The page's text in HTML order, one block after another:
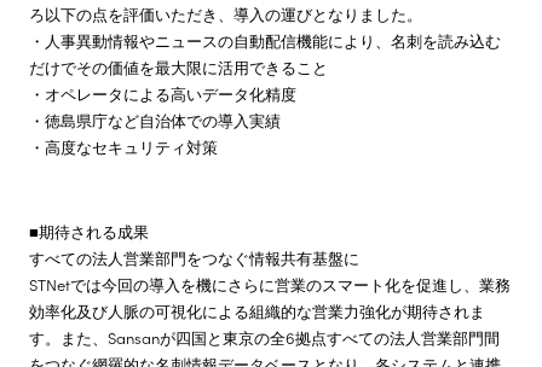
ろ以下の点を評価いただき、導入の運びとなりました。
・人事異動情報やニュースの自動配信機能により、名刺を読み込む
だけでその価値を最大限に活用できること
・オペレータによる高いデータ化精度
・徳島県庁など自治体での導入実績
・高度なセキュリティ対策
■期待される成果
すべての法人営業部門をつなぐ情報共有基盤に
STNetでは今回の導入を機にさらに営業のスマート化を促進し、業務
効率化及び人脈の可視化による組織的な営業力強化が期待されま
す。また、Sansanが四国と東京の全6拠点すべての法人営業部門間